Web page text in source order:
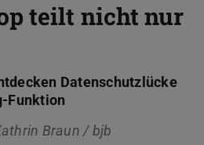
teilt nicht nur
Datenschutzlücke
Funktion
Braun / bjb